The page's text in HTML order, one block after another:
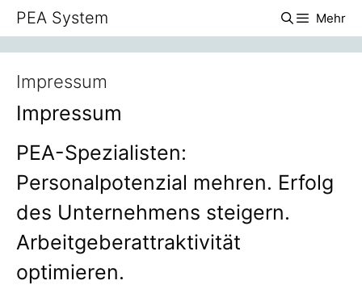
Zum
springen
PEA System Mehr
Impressum
Impressum
PEA-Spezialisten:
Personalpotenzial mehren. Erfolg
des Unternehmens steigern.
Arbeitgeberattraktivität
optimieren.